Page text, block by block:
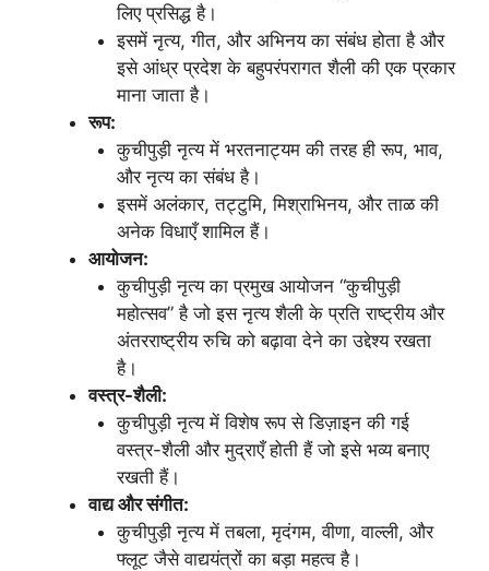
लिए प्रसिद्ध है।
इसमें नृत्य, गीत, और अभिनय का संबंध होता है और
इसे आंध्र प्रदेश के बहुपरंपरागत शैली की एक प्रकार
माना जाता है।
रूप:
कुचीपुड़ी नृत्य में भरतनाट्यम की तरह ही रूप, भाव,
और नृत्य का संबंध है।
इसमें अलंकार, तट्टुमि, मिश्राभिनय, और ताळ की
अनेक विधाएँ शामिल हैं।
आयोजन:
कुचीपुड़ी नृत्य का प्रमुख आयोजन “कुचीपुड़ी
महोत्सव” है जो इस नृत्य शैली के प्रति राष्ट्रीय और
अंतरराष्ट्रीय रुचि को बढ़ावा देने का उद्देश्य रखता
है।
वस्त्र-शैली:
कुचीपुड़ी नृत्य में विशेष रूप से डिज़ाइन की गई
वस्त्र-शैली और मुद्राएँ होती हैं जो इसे भव्य बनाए
रखती हैं।
वाद्य और संगीत:
कुचीपुड़ी नृत्य में तबला, मृदंगम, वीणा, वाल्ली, और
फ्लूट जैसे वाद्ययंत्रों का बड़ा महत्व है।